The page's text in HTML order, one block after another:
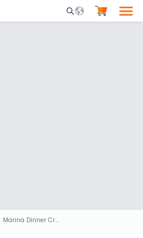
Mobile Search
Marina Dinner Cruise + Desert Safari